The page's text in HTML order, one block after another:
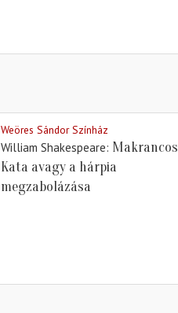
Weöres Sándor Színház
William Shakespeare Makrancos
Kata avagy a hárpia
megzabolázása